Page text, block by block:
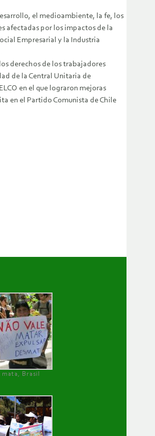
el medioambiente, la fe, los
afectadas por los impactos de la
Empresarial y la Industria
derechos de los trabajadores
de la Central Unitaria de
en el que lograron mejoras
en el Partido Comunista de Chile
mata, Brasil